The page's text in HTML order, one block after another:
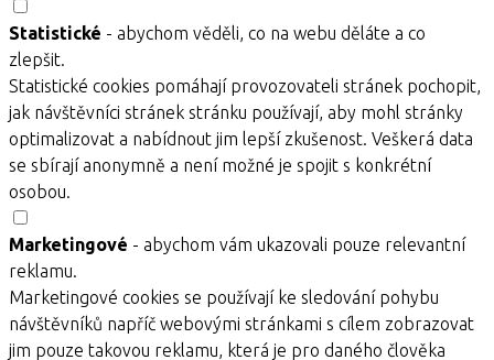
Statistické - abychom věděli, co na webu děláte a co
zlepšit.
Statistické cookies pomáhají provozovateli stránek pochopit,
jak návštěvníci stránek stránku používají, aby mohl stránky
optimalizovat a nabídnout jim lepší zkušenost. Veškerá data
se sbírají anonymně a není možné je spojit s konkrétní
osobou.
Marketingové - abychom vám ukazovali pouze relevantní
reklamu.
Marketingové cookies se používají ke sledování pohybu
návštěvníků napříč webovými stránkami s cílem zobrazovat
jim pouze takovou reklamu, která je pro daného člověka